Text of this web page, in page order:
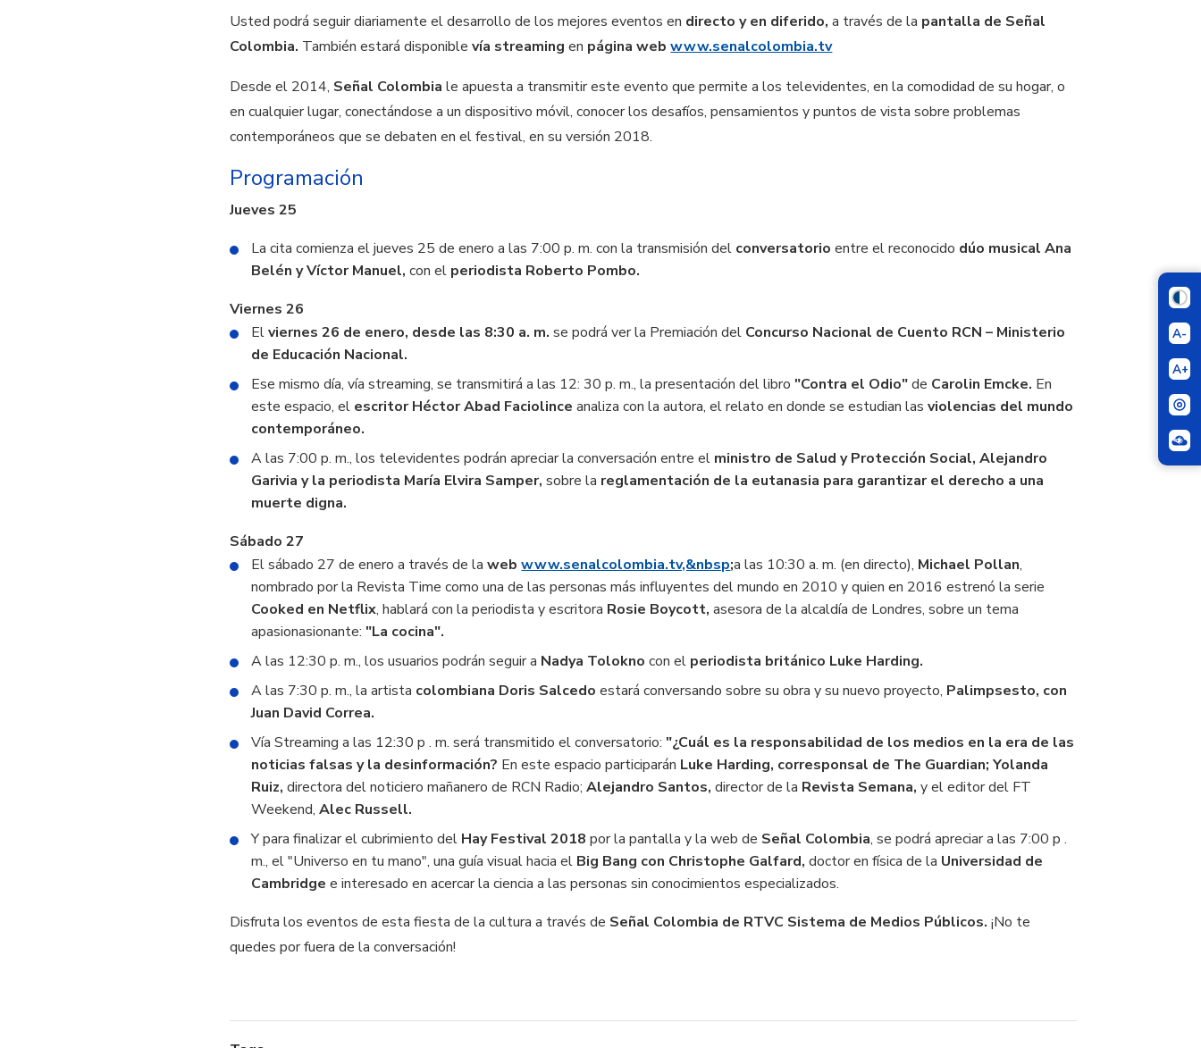
A-
A+
Usted podrá seguir diariamente el desarrollo de los mejores eventos en directo y en diferido, a través de la pantalla de Señal
Colombia. También estará disponiblevía streaming en página webwww.senalcolombia.tv
Desde el 2014, Señal Colombia le apuesta a transmitir este evento que permite a los televidentes, en la comodidad de su hogar, o
en cualquier lugar, conectándose a un dispositivo móvil, conocer los desafíos, pensamientos y puntos de vista sobre problemas
contemporáneos que se debaten en el festival, en su versión 2018.
Programación
Jueves 25
La cita comienza el jueves 25 de enero a las 7:00 p. m. con la transmisión del conversatorio entre el reconocido dúo musical Ana
Belén y Víctor Manuel,con el periodista Roberto Pombo.
Viernes 26
Elviernes 26 de enero, desde las 8:30 a. m.se podrá ver la Premiación del Concurso Nacional de Cuento RCN – Ministerio
de Educación Nacional.
Ese mismo día, vía streaming, se transmitirá a las 12: 30 p. m., la presentación del libro"Contra el Odio"de Carolin Emcke. En
este espacio, el escritor Héctor Abad Faciolince analiza con la autora, el relato en donde se estudian lasviolencias del mundo
contemporáneo.
A las 7:00 p. m., los televidentes podrán apreciar la conversación entre el ministro de Salud y Protección Social, Alejandro
Garivia y la periodista María Elvira Samper, sobre la reglamentación de la eutanasia para garantizar el derecho a una
muerte digna.
Sábado 27
El sábado 27 de enero a través de lawebwww.senalcolombia.tv,&nbsp;a las 10:30 a. m. (en directo), Michael Pollan,
nombrado por la Revista Time como una de las personas más influyentes del mundo en 2010 y quien en 2016 estrenó la serie
Cooked en Netflix, hablará con la periodista y escritora Rosie Boycott, asesora de la alcaldía de Londres, sobre un tema
apasionasionante:"La cocina".
A las 12:30 p. m., los usuarios podrán seguir a Nadya Tolokno con el periodista británico Luke Harding.
A las 7:30 p. m., la artista colombiana Doris Salcedo estará conversando sobre su obra y su nuevo proyecto, Palimpsesto, con
Juan David Correa.
Vía Streaming a las 12:30 p . m. será transmitido el conversatorio:"¿Cuál es la responsabilidad de los medios en la era de las
noticias falsas y la desinformación? En este espacio participarán Luke Harding, corresponsal de The Guardian; Yolanda
Ruiz, directora del noticiero mañanero de RCN Radio;Alejandro Santos, director de la Revista Semana,y el editor del FT
Weekend,Alec Russell.
Y para finalizar el cubrimiento del Hay Festival 2018por la pantalla y la web de Señal Colombia, se podrá apreciar a las 7:00 p .
m., el "Universo en tu mano", una guía visual hacia el Big Bang con Christophe Galfard, doctor en física de la Universidad de
Cambridgee interesado en acercar la ciencia a las personas sin conocimientos especializados.
Disfruta los eventos de esta fiesta de la cultura a través de Señal Colombia de RTVC Sistema de Medios Públicos. ¡No te
quedes por fuera de la conversación!